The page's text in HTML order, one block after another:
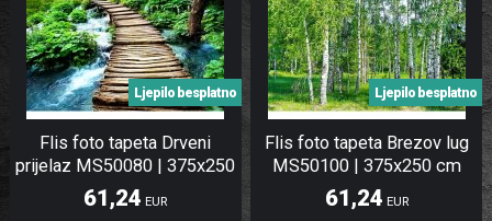
Flis foto tapeta Drveni
prijelaz MS50080 | 375x250
cm
Ljepilo besplatno
61,24 EUR
Flis foto tapeta Brezov lug
MS50100 | 375x250 cm
Ljepilo besplatno
61,24 EUR